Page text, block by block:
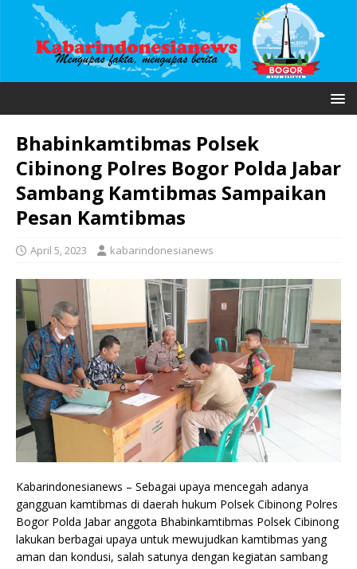
Bhabinkamtibmas Polsek
Cibinong Polres Bogor Polda Jabar
Sambang Kamtibmas Sampaikan
Pesan Kamtibmas
April 5, 2023 kabarindonesianews
Kabarindonesianews – Sebagai upaya mencegah adanya
gangguan kamtibmas di daerah hukum Polsek Cibinong Polres
Bogor Polda Jabar anggota Bhabinkamtibmas Polsek Cibinong
lakukan berbagai upaya untuk mewujudkan kamtibmas yang
aman dan kondusi, salah satunya dengan kegiatan sambang